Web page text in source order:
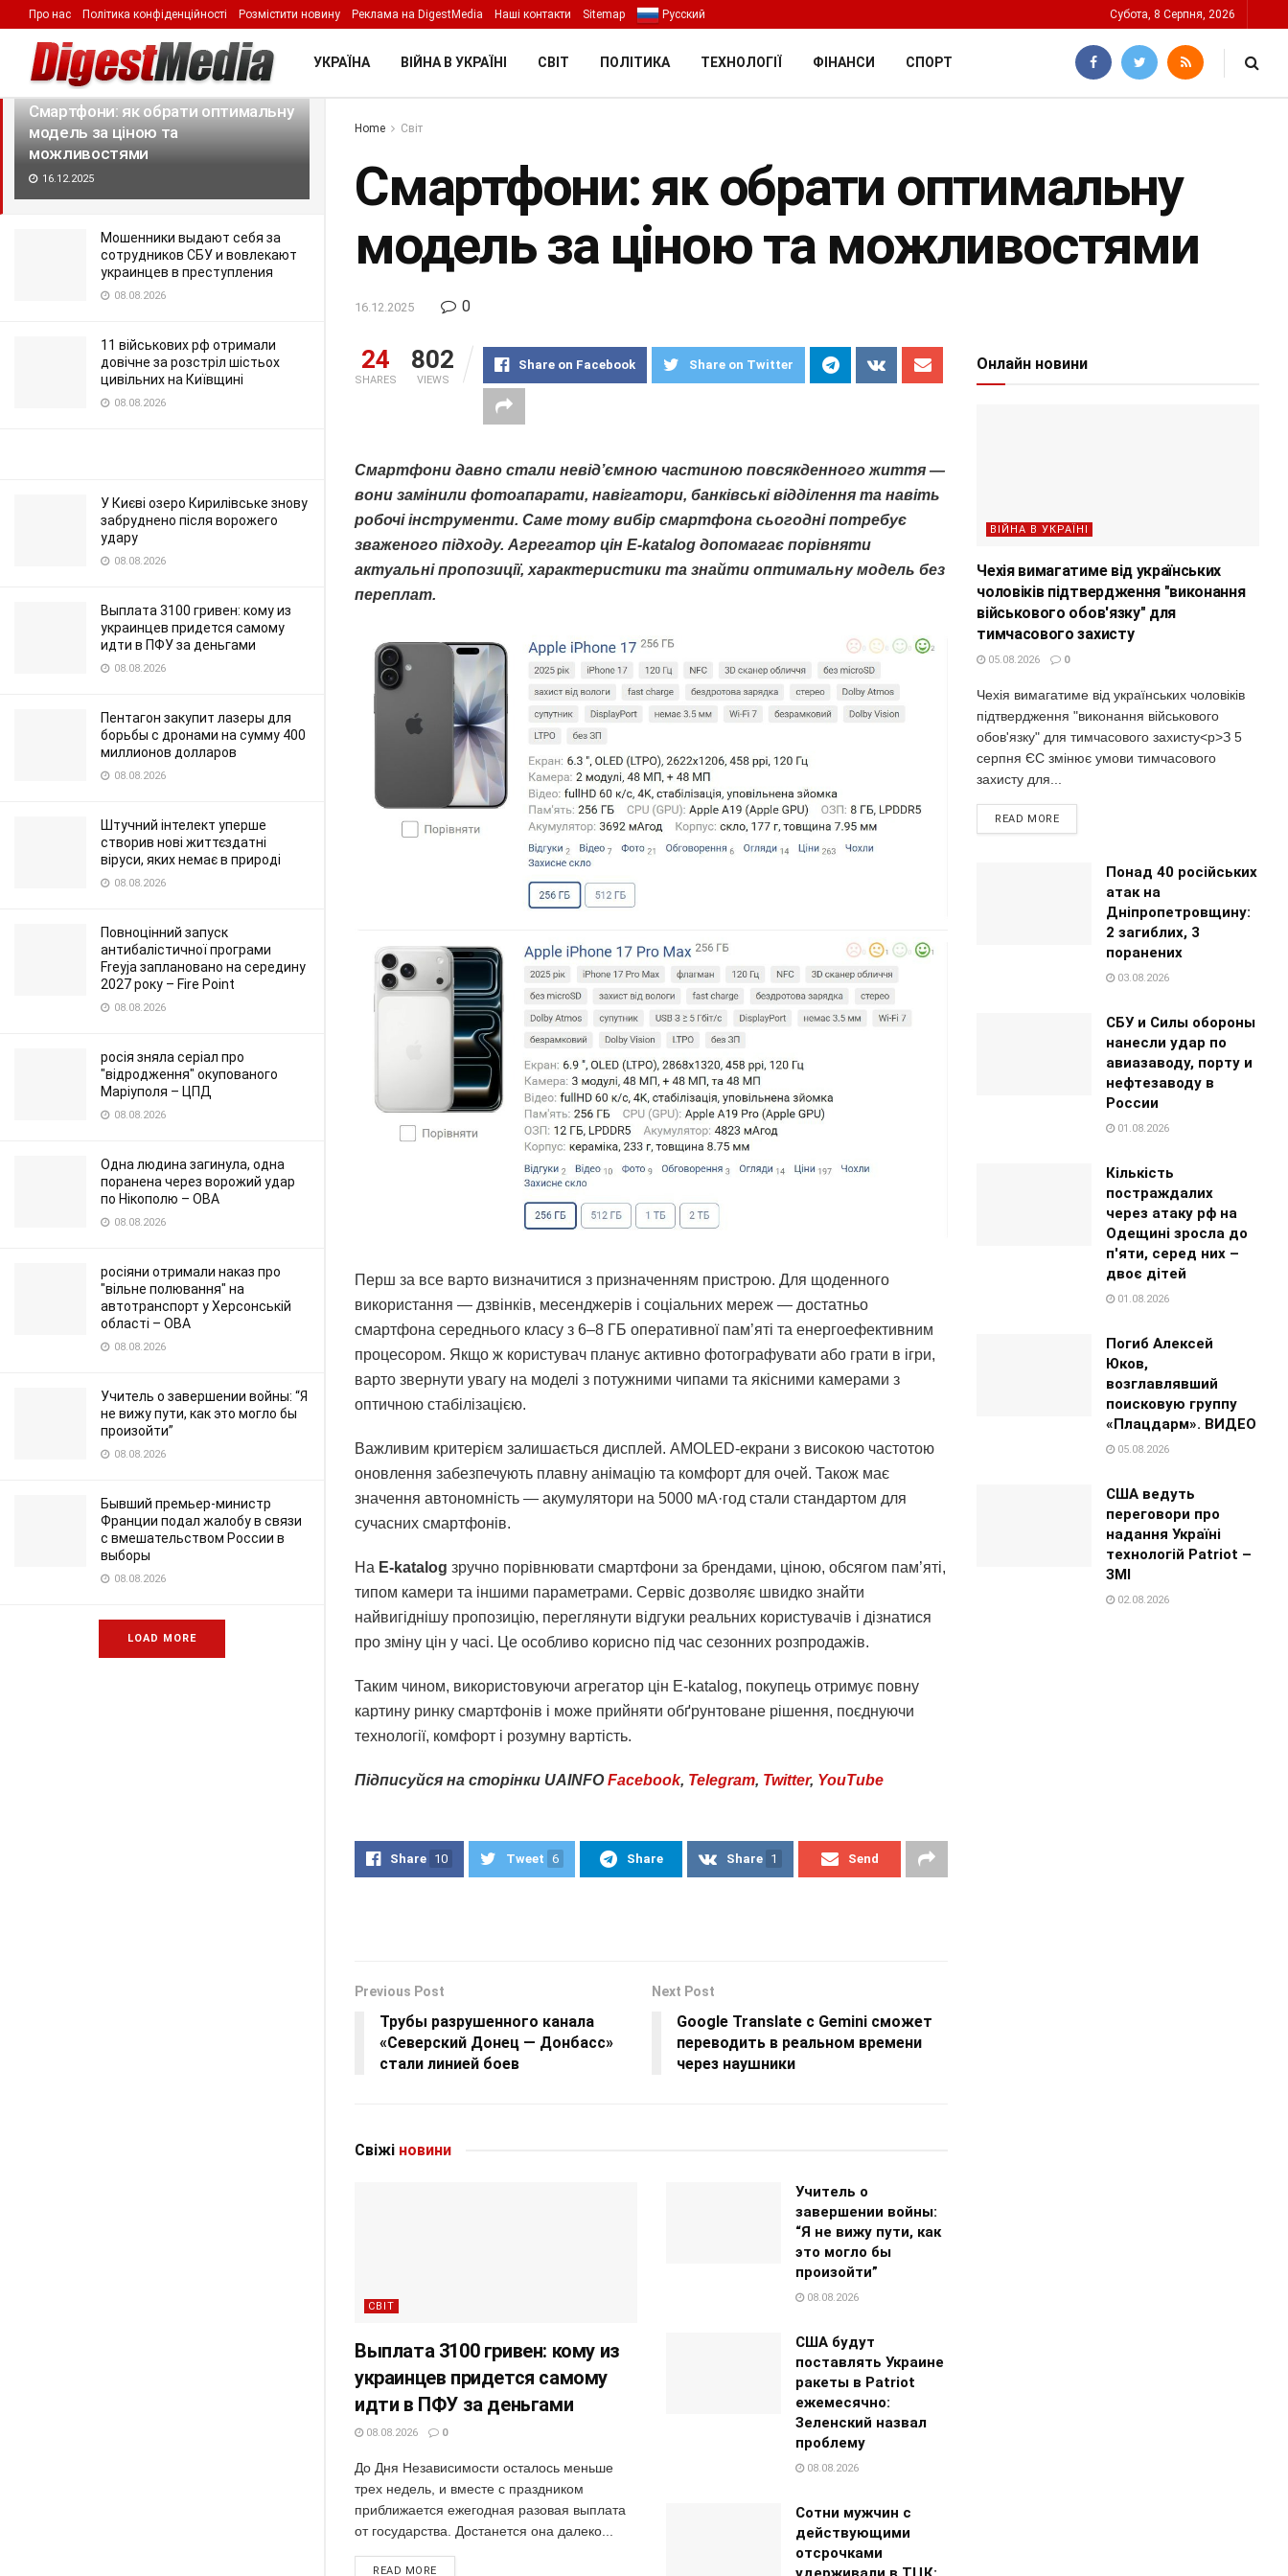
LATEST TRENDING Filter
Смартфони: як обрати оптимальну
модель за ціною та
можливостями
16.12.2025
Мошенники выдают себя за
сотрудников СБУ и вовлекают
украинцев в преступления
08.08.2026
11 військових рф отримали
довічне за розстріл шістьох
цивільних на Київщині
08.08.2026
У Києві озеро Кирилівське знову
забруднено після ворожего
удару
08.08.2026
Выплата 3100 гривен: кому из
украинцев придется самому
идти в ПФУ за деньгами
08.08.2026
Пентагон закупит лазеры для
борьбы с дронами на сумму 400
миллионов долларов
08.08.2026
Штучний інтелект уперше
створив нові життєздатні
віруси, яких немає в природі
08.08.2026
Повноцінний запуск
антибалістичної програми
Freyja заплановано на середину
2027 року – Fire Point
08.08.2026
росія зняла серіал про
"відродження" окупованого
Маріуполя – ЦПД
08.08.2026
Одна людина загинула, одна
поранена через ворожий удар
по Нікополю – ОВА
08.08.2026
росіяни отримали наказ про
"вільне полювання" на
автотранспорт у Херсонській
області – ОВА
08.08.2026
Учитель о завершении войны: “Я
не вижу пути, как это могло бы
произойти”
08.08.2026
Бывший премьер-министр
Франции подал жалобу в связи
с вмешательством России в
выборы
08.08.2026
LOAD MORE
Про нас Політика конфіденційності Розмістити новину Реклама на DigestMedia Наші контакти Sitemap Русский Субота, 8 Серпня, 2026
УКРАЇНА ВІЙНА В УКРАЇНІ СВІТ ПОЛІТИКА ТЕХНОЛОГІЇ ФІНАНСИ СПОРТ
Home Світ
Смартфони: як обрати оптимальну
модель за ціною та можливостями
16.12.2025 0
24
SHARES
802
VIEWS
Share on Facebook Share on Twitter
Смартфони давно стали невід’ємною частиною повсякденного життя —
вони замінили фотоапарати, навігатори, банківські відділення та навіть
робочі інструменти. Саме тому вибір смартфона сьогодні потребує
зваженого підходу. Агрегатор цін E-katalog допомагає порівняти
актуальні пропозиції, характеристики та знайти оптимальну модель без
переплат.
Перш за все варто визначитися з призначенням пристрою. Для щоденного
використання — дзвінків, месенджерів і соціальних мереж — достатньо
смартфона середнього класу з 6–8 ГБ оперативної пам’яті та енергоефективним
процесором. Якщо ж користувач планує активно фотографувати або грати в ігри,
варто звернути увагу на моделі з потужними чипами та якісними камерами з
оптичною стабілізацією.
Важливим критерієм залишається дисплей. AMOLED-екрани з високою частотою
оновлення забезпечують плавну анімацію та комфорт для очей. Також має
значення автономність — акумулятори на 5000 мА·год стали стандартом для
сучасних смартфонів.
На E-katalog зручно порівнювати смартфони за брендами, ціною, обсягом пам’яті,
типом камери та іншими параметрами. Сервіс дозволяє швидко знайти
найвигіднішу пропозицію, переглянути відгуки реальних користувачів і дізнатися
про зміну цін у часі. Це особливо корисно під час сезонних розпродажів.
Таким чином, використовуючи агрегатор цін E-katalog, покупець отримує повну
картину ринку смартфонів і може прийняти обґрунтоване рішення, поєднуючи
технології, комфорт і розумну вартість.
Підписуйся на сторінки UAINFOFacebook, Telegram, Twitter, YouTube
Share 10 Tweet 6 Share Share 1 Send
Previous Post
Трубы разрушенного канала
«Северский Донец — Донбасс»
стали линией боев
Next Post
Google Translate с Gemini сможет
переводить в реальном времени
через наушники
Свіжі новини
СВІТ
Выплата 3100 гривен: кому из
украинцев придется самому
идти в ПФУ за деньгами
08.08.2026 0
До Дня Независимости осталось меньше
трех недель, и вместе с праздником
приближается ежегодная разовая выплата
от государства. Достанется она далеко...
READ MORE
Учитель о
завершении войны:
“Я не вижу пути, как
это могло бы
произойти”
08.08.2026
США будут
поставлять Украине
ракеты в Patriot
ежемесячно:
Зеленский назвал
проблему
08.08.2026
Сотни мужчин с
действующими
отсрочками
Онлайн новини
ВІЙНА В УКРАЇНІ
Чехія вимагатиме від українських
чоловіків підтвердження "виконання
військового обов'язку" для
тимчасового захисту
05.08.2026 0
Чехія вимагатиме від українських чоловіків
підтвердження "виконання військового
обов'язку" для тимчасового захисту<p>З 5
серпня ЄС змінює умови тимчасового
захисту для...
READ MORE
Понад 40 російських
атак на
Дніпропетровщину:
2 загиблих, 3
поранених
03.08.2026
СБУ и Силы обороны
нанесли удар по
авиазаводу, порту и
нефтезаводу в
России
01.08.2026
Кількість
постраждалих
через атаку рф на
Одещині зросла до
п'яти, серед них –
двоє дітей
01.08.2026
Погиб Алексей
Юков,
возглавлявший
поисковую группу
«Плацдарм». ВИДЕО
05.08.2026
США ведуть
переговори про
надання Україні
технологій Patriot –
ЗМІ
02.08.2026